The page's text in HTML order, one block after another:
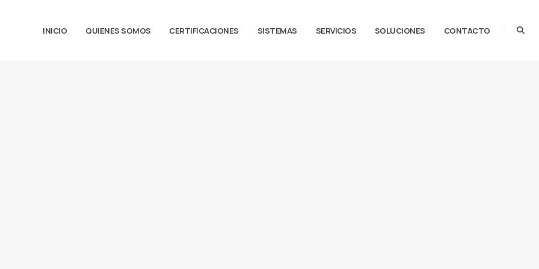
INICIO QUIENES SOMOS CERTIFICACIONES SISTEMAS SERVICIOS SOLUCIONES CONTACTO